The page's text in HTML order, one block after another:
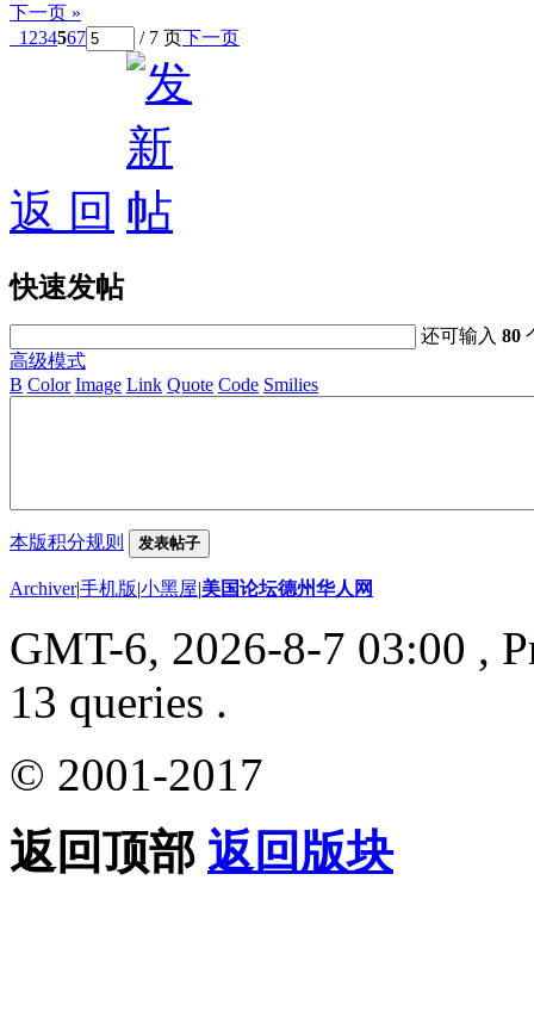
下一页 »
1 234567 / 7 页下一页
返 回
快速发帖
还可输入80
高级模式
B Color Image Link Quote Code Smilies
本版积分规则 发表帖子
Archiver|手机版|小黑屋|美国论坛德州华人网
GMT-6, 2026-8-7 03:00 ,
13 queries .
© 2001-2017
返回顶部 返回版块